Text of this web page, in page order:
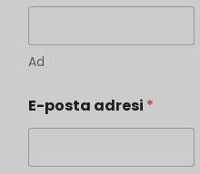
Ad
E-posta adresi *